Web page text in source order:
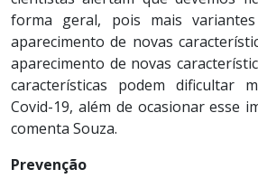
forma geral, pois mais
aparecimento de novas
aparecimento de novas
características podem dificultar
Covid-19, além de ocasionar esse
comenta Souza.
Prevenção